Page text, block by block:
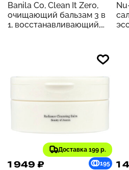
Banila Co, Clean It Zero,
очищающий бальзам 3 в
1, восстанавливающий,
Доставка 199 р.
1 949 ₽ 195 1